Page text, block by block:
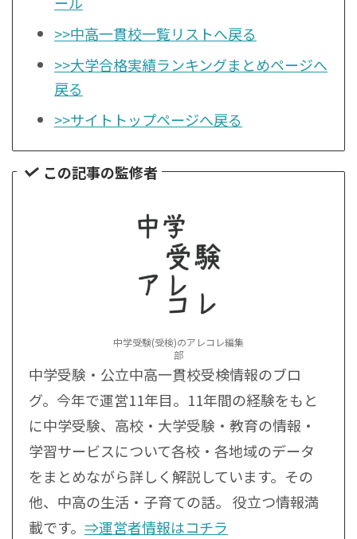
>>中高一貫校一覧リストへ戻る
>>大学合格実績ランキングまとめページへ
戻る
>>サイトトップページへ戻る
この記事の監修者
中学受験(受検)のアレコレ編集
部
中学受験・公立中高一貫校受検情報のブロ
グ。今年で運営11年目。11年間の経験をもと
に中学受験、高校・大学受験・教育の情報・
学習サービスについて各校・各地域のデータ
をまとめながら詳しく解説しています。その
他、中高の生活・子育ての話。 役立つ情報満
載です。 ⇒運営者情報はコチラ